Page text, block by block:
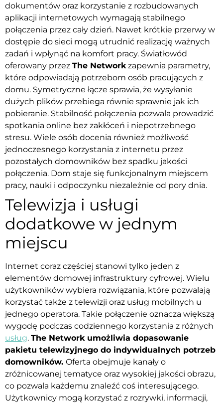
dokumentów oraz korzystanie z rozbudowanych
aplikacji internetowych wymagają stabilnego
połączenia przez cały dzień. Nawet krótkie przerwy w
dostępie do sieci mogą utrudnić realizację ważnych
zadań i wpłynąć na komfort pracy. Światłowód
oferowany przez The Network zapewnia parametry,
które odpowiadają potrzebom osób pracujących z
domu. Symetryczne łącze sprawia, że wysyłanie
dużych plików przebiega równie sprawnie jak ich
pobieranie. Stabilność połączenia pozwala prowadzić
spotkania online bez zakłóceń i niepotrzebnego
stresu. Wiele osób docenia również możliwość
jednoczesnego korzystania z internetu przez
pozostałych domowników bez spadku jakości
połączenia. Dom staje się funkcjonalnym miejscem
pracy, nauki i odpoczynku niezależnie od pory dnia.
Telewizja i usługi
dodatkowe w jednym
miejscu
Internet coraz częściej stanowi tylko jeden z
elementów domowej infrastruktury cyfrowej. Wielu
użytkowników wybiera rozwiązania, które pozwalają
korzystać także z telewizji oraz usług mobilnych u
jednego operatora. Takie połączenie oznacza większą
wygodę podczas codziennego korzystania z różnych
usług. The Network umożliwia dopasowanie
pakietu telewizyjnego do indywidualnych potrzeb
domowników. Oferta obejmuje kanały o
zróżnicowanej tematyce oraz wysokiej jakości obrazu,
co pozwala każdemu znaleźć coś interesującego.
Użytkownicy mogą korzystać z rozrywki, informacji,